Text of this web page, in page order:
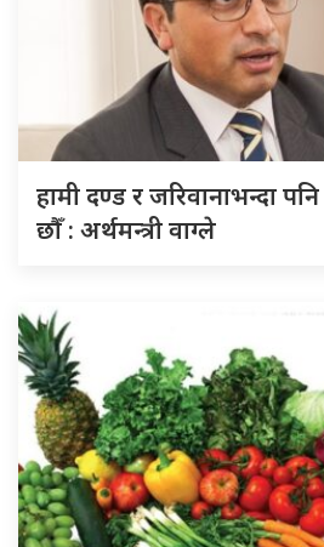
हामी दण्ड र जरिवानाभन्दा पनि
छौँ : अर्थमन्त्री वाग्ले